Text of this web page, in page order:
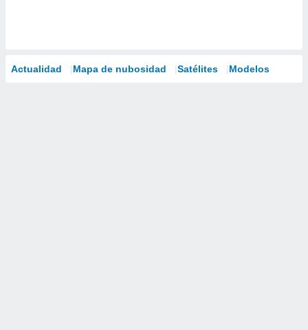
Actualidad Mapa de nubosidad Satélites Modelos